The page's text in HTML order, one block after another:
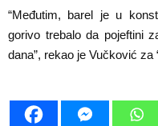
“Međutim, barel je u
gorivo trebalo da pojeftini
dana”, rekao je Vučković za